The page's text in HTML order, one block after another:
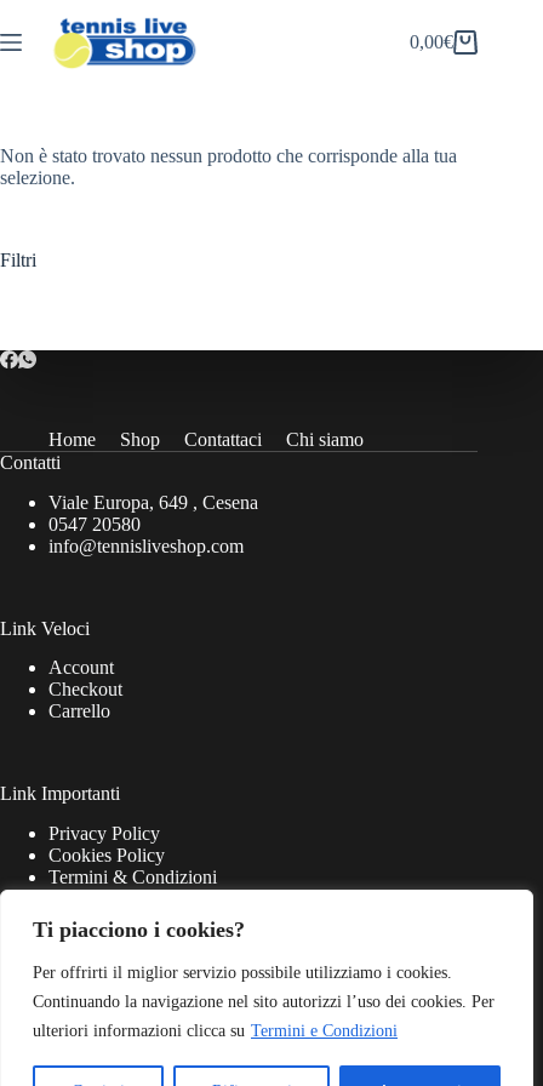
Ti piacciono i cookies?
Per offrirti il miglior servizio possibile utilizziamo i cookies.
Continuando la navigazione nel sito autorizzi l’uso dei cookies. Per
ulteriori informazioni clicca su Termini e Condizioni
al
contenuto
Carrello
0,00€
Non è stato trovato nessun prodotto che corrisponde alla tua
selezione.
Filtri
Home Shop Contattaci
Chi siamo
Contatti
Viale Europa, 649 , Cesena
0547 20580
info@tennisliveshop.com
Link Veloci
Account
Checkout
Carrello
Link Importanti
Privacy Policy
Cookies Policy
Termini & Condizioni